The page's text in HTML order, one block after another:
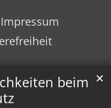
beim ✕
Impressum